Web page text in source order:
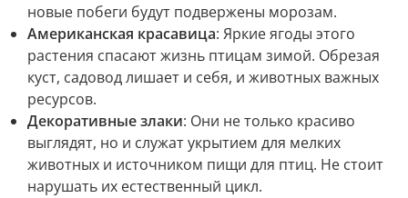
новые побеги будут подвержены морозам.
Американская красавица: Яркие ягоды этого
растения спасают жизнь птицам зимой. Обрезая
куст, садовод лишает и себя, и животных важных
ресурсов.
Декоративные злаки: Они не только красиво
выглядят, но и служат укрытием для мелких
животных и источником пищи для птиц. Не стоит
нарушать их естественный цикл.